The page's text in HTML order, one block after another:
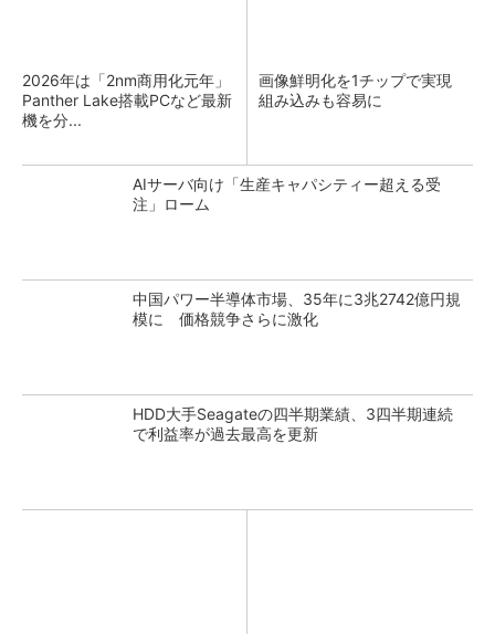
2026年は「2nm商用化元年」
Panther Lake搭載PCなど最新
機を分...
画像鮮明化を1チップで実現
組み込みも容易に
AIサーバ向け「生産キャパシティー超える受
注」ローム
中国パワー半導体市場、35年に3兆2742億円規
模に 価格競争さらに激化
HDD大手Seagateの四半期業績、3四半期連続
で利益率が過去最高を更新